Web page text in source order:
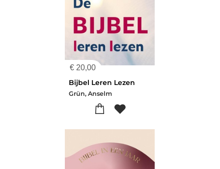
€ 20,00
Bijbel Leren Lezen
Grün, Anselm